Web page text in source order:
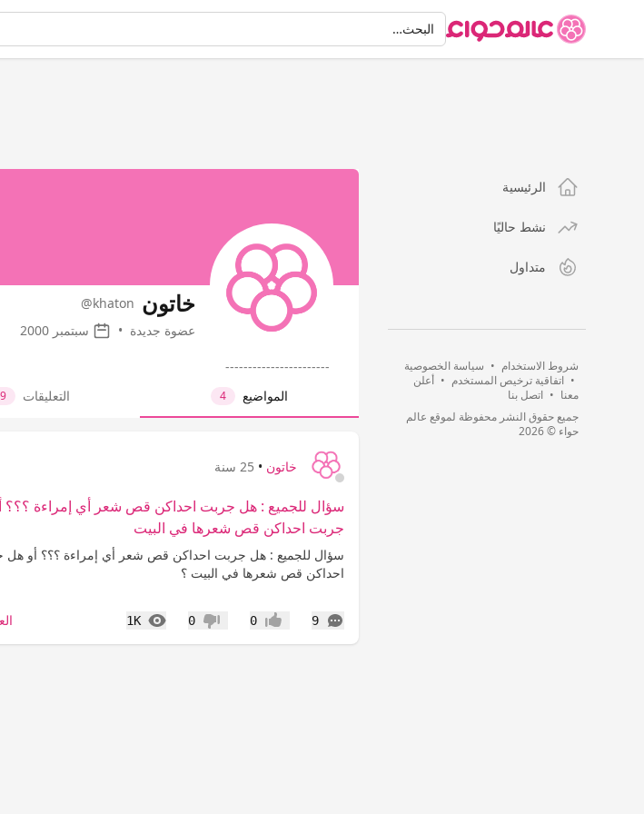
البحثالبحث…
الرئيسية
نشط حاليًا
متداول
شروط الاستخدام • سياسة الخصوصية
• اتفاقية ترخيص المستخدم • أعلن
معنا • اتصل بنا
جميع حقوق النشر محفوظة لموقع عالم
حواء © 2026
خاتون @khaton
عضوة جديدة • سبتمبر 2000
-----------------------
المواضيع
4 التعليقات 9
خاتون • 25 سنة
سؤال للجميع : هل جربت احداكن قص شعر أي إمراءة ؟؟؟
جربت احداكن قص شعرها في البيت
سؤال للجميع : هل جربت احداكن قص شعر أي إمراءة ؟؟؟ أو هل
احداكن قص شعرها في البيت ؟
9
التعليقات إعجاب0 عدم إعجاب
0
1K
المشاهدات